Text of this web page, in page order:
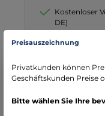
Kostenloser
DE)
seit über 15
Preisauszeichnung
Privatkunden können
Geschäftskunden Preise
Bitte wählen Sie Ihre